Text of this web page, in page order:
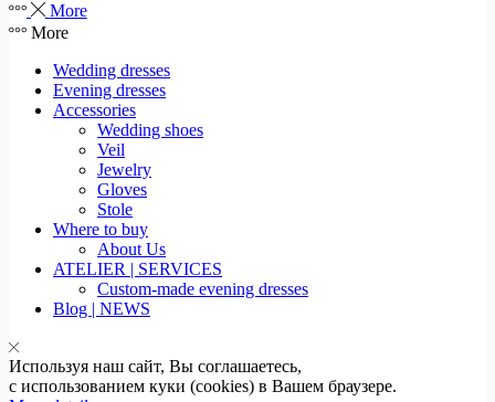
More
More
Wedding dresses
Evening dresses
Accessories
Wedding shoes
Veil
Jewelry
Gloves
Stole
Where to buy
About Us
ATELIER | SERVICES
Custom-made evening dresses
Blog | NEWS
Используя наш сайт, Вы соглашаетесь,
с использованием куки (cookies) в Вашем браузере.